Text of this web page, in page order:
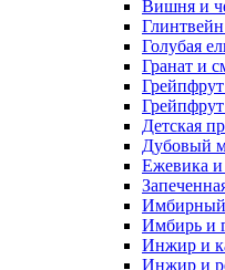
Вишня и
Голубая
Гранат и
Детская
Дубовый
Ежевика и
Имбирь и
Инжир и
Инжир и